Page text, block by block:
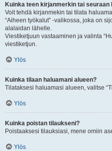
Kuinka teen kirjanmerkin tai seuraan
Voit tehdä kirjanmekin tai tilata
“Aiheen työkalut” -valikossa, joka on
alalaidan lähelle.
Viestiketjuun vastaaminen ja valinta
viestiketjun.
Ylös
Kuinka tilaan haluamani alueen?
Tilataksesi haluamasi alueen, valitse
Ylös
Kuinka poistan tilaukseni?
Poistaaksesi tilauksiasi, mene omiin
Ylös